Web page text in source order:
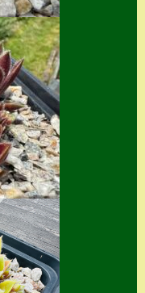
Semps die ich
suche
Semps von A – Z
Shop
Suche
Sue Thomas
Translator
Versand
Versand von
Semps